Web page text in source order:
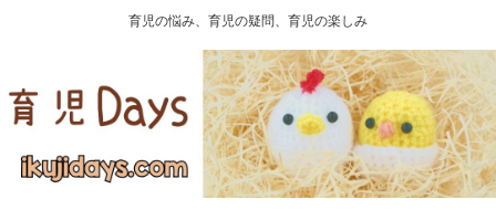
育児の悩み、育児の疑問、育児の楽しみ